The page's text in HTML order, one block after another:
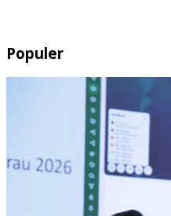
Populer